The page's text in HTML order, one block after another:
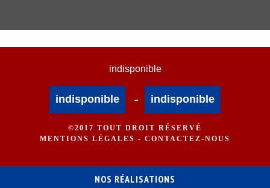
NOS RÉALISATIONS
indisponible
indisponible - indisponible
©2017 TOUT DROIT RÉSERVÉ
MENTIONS LÉGALES - CONTACTEZ-NOUS